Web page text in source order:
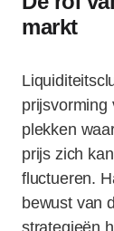
markt
prijsvorming
plekken
prijs zich
fluctueren.
bewust van
strategieën